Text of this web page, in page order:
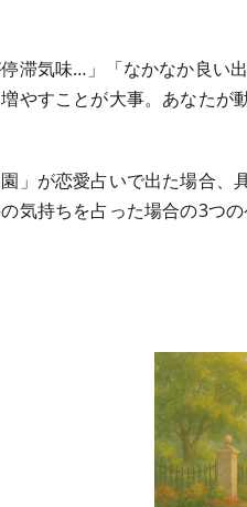
停滞気味…」「なかなか良い
やすことが大事。あなたが
」が恋愛占いで出た場合、
気持ちを占った場合の3つ